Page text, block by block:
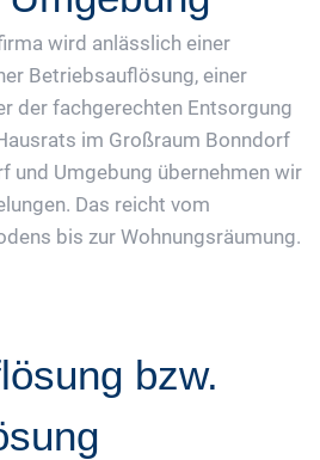
wird anlässlich einer
Betriebsauflösung, einer
der fachgerechten Entsorgung
im Großraum Bonndorf
und Umgebung übernehmen wir
Das reicht vom
bis zur Wohnungsräumung.
bzw.